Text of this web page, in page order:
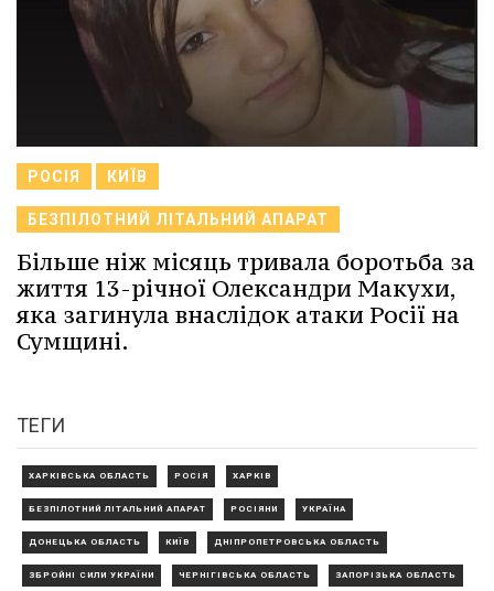
РОСІЯ КИЇВ
БЕЗПІЛОТНИЙ ЛІТАЛЬНИЙ АПАРАТ
Більше ніж місяць тривала боротьба за
життя 13-річної Олександри Макухи,
яка загинула внаслідок атаки Росії на
Сумщині.
ТЕГИ
ХАРКІВСЬКА ОБЛАСТЬ РОСІЯ ХАРКІВ
БЕЗПІЛОТНИЙ ЛІТАЛЬНИЙ АПАРАТ РОСІЯНИ УКРАЇНА
ДОНЕЦЬКА ОБЛАСТЬ КИЇВ ДНІПРОПЕТРОВСЬКА ОБЛАСТЬ
ЗБРОЙНІ СИЛИ УКРАЇНИ ЧЕРНІГІВСЬКА ОБЛАСТЬ ЗАПОРІЗЬКА ОБЛАСТЬ